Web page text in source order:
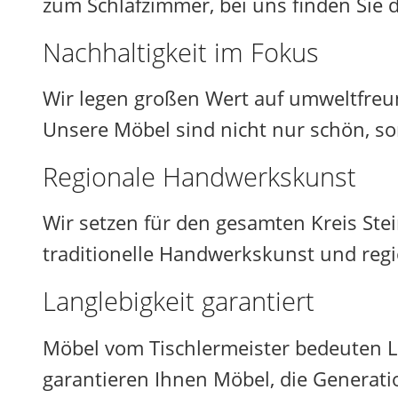
Nachhaltigkeit im Fokus
Wir legen großen Wert auf
Unsere Möbel sind nicht nur schön,
Regionale Handwerkskunst
Wir setzen für den gesamten Kreis
traditionelle Handwerkskunst und
Langlebigkeit garantiert
Möbel vom Tischlermeister bedeuten
garantieren Ihnen Möbel, die